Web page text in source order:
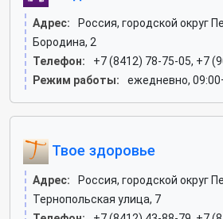
Адрес:
Россия, городской округ
Бородина, 2
Телефон:
+7 (8412) 78-75-05, +7
Режим работы:
ежедневно,
Твое здоровье
Адрес:
Россия, городской округ
Тернопольская улица, 7